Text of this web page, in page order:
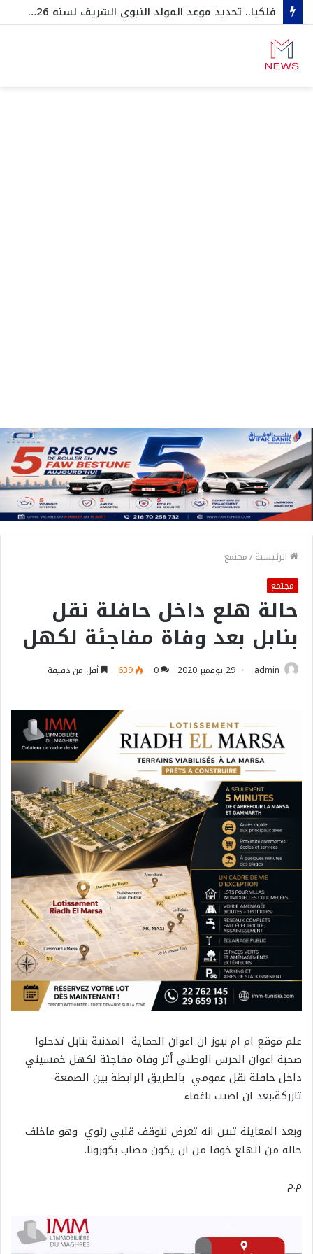
فلكيا.. تحديد موعد المولد النبوي الشريف لسنة 2026
الرئيسية/مجتمع
مجتمع
حالة هلع داخل حافلة نقل
بنابل بعد وفاة مفاجئة لكهل
admin 29 نوفمبر 2020 0
639 أقل من دقيقة
علم موقع ام ام نيوز ان اعوان الحماية المدنية بنابل تدخلوا
صحبة اعوان الحرس الوطني أثر وفاة مفاجئة لكهل خمسيني
داخل حافلة نقل عمومي بالطريق الرابطة بين الصمعة-
تازركة،بعد ان اصيب باغماء
وبعد المعاينة تبين انه تعرض لتوقف قلبي رئوي وهو ماخلف
حالة من الهلع خوفا من ان يكون مصاب بكورونا.
م.م